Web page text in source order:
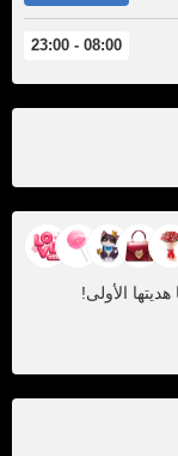
08:00 - 23:00
الأولى!